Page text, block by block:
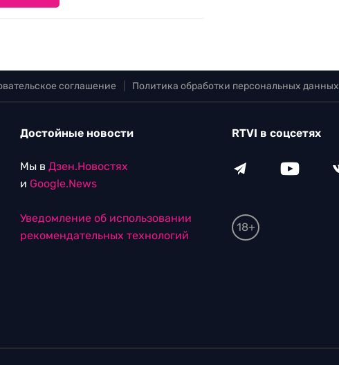
соглашение Политика обработки персональных данных
Достойные новости
Мы в Дзен.Новостях
и Google.News
Уведомление об использовании
рекомендательных технологий
RTVI в соцсетях
18+